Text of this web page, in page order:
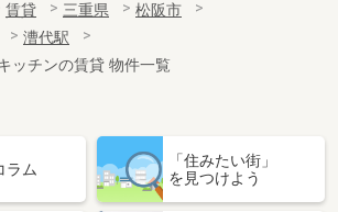
賃貸 三重県
松阪市
漕代駅
ッチンの賃貸 物件一覧
ラム
「住みたい街」
を見つけよう